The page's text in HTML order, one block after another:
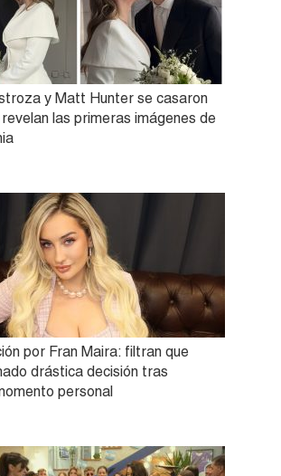
y Matt Hunter se casaron
las primeras imágenes de
por Fran Maira: filtran que
drástica decisión tras
personal